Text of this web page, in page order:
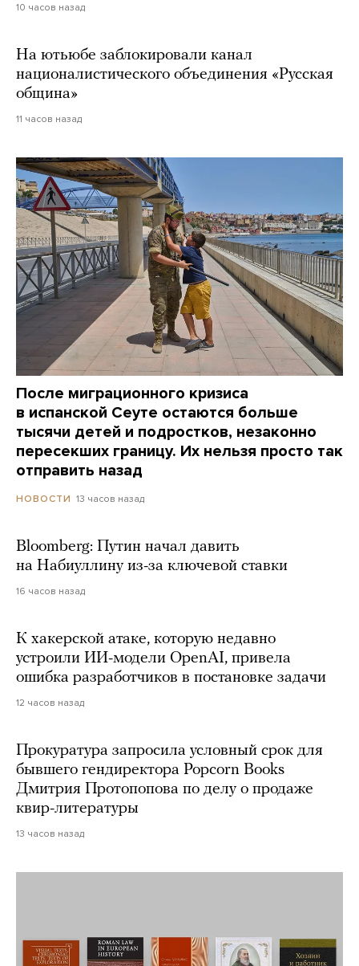
10 часов назад
На ютьюбе заблокировали канал
националистического объединения «Русская
община»
11 часов назад
После миграционного кризиса
в испанской Сеуте остаются больше
тысячи детей и подростков, незаконно
пересекших границу. Их нельзя просто так
отправить назад
НОВОСТИ 13 часов назад
Bloomberg: Путин начал давить
на Набиуллину из-за ключевой ставки
16 часов назад
К хакерской атаке, которую недавно
устроили ИИ-модели OpenAI, привела
ошибка разработчиков в постановке задачи
12 часов назад
Прокуратура запросила условный срок для
бывшего гендиректора Popcorn Books
Дмитрия Протопопова по делу о продаже
квир-литературы
13 часов назад